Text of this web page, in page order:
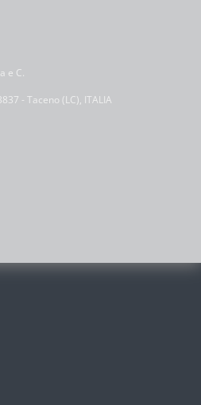
e C.
- Taceno (LC), ITALIA